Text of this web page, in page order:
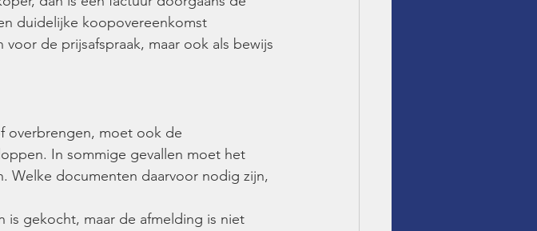
duidelijke koopovereenkomst
de prijsafspraak, maar ook als bewijs
overbrengen, moet ook de
In sommige gevallen moet het
Welke documenten daarvoor nodig zijn,
is gekocht, maar de afmelding is niet